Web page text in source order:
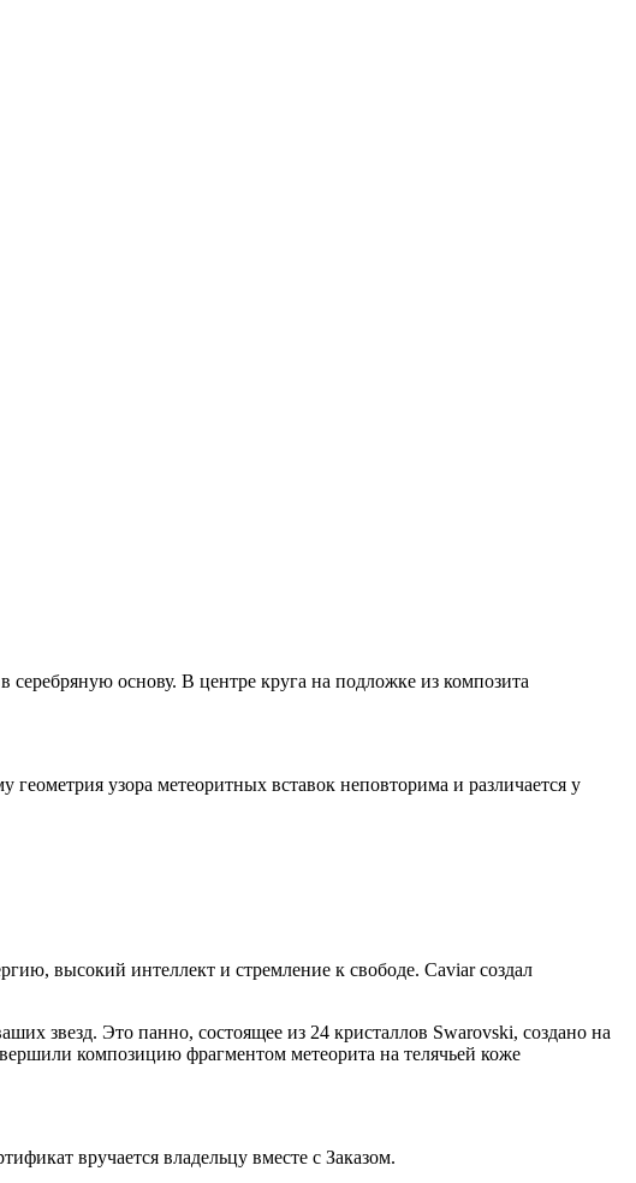
основу. В центре круга на подложке из композита
узора метеоритных вставок неповторима и различается у
высокий интеллект и стремление к свободе. Caviar создал
звезд. Это панно, состоящее из 24 кристаллов Swarovski, создано на
композицию фрагментом метеорита на телячьей коже
вручается владельцу вместе с Заказом.